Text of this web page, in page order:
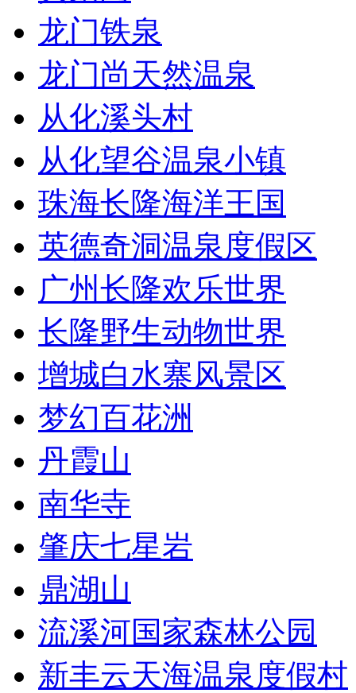
龙门铁泉
龙门尚天然温泉
从化溪头村
从化望谷温泉小镇
珠海长隆海洋王国
英德奇洞温泉度假区
广州长隆欢乐世界
长隆野生动物世界
增城白水寨风景区
梦幻百花洲
丹霞山
南华寺
肇庆七星岩
鼎湖山
流溪河国家森林公园
新丰云天海温泉度假村